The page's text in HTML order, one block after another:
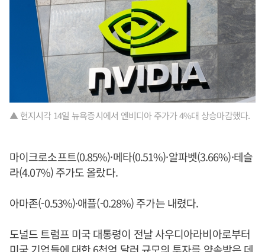
▲ 현지시각 14일 뉴욕증시에서 엔비디아 주가가 4%대 상승마감했다.
마이크로소프트(0.85%)·메타(0.51%)·알파벳(3.66%)·테슬
라(4.07%) 주가도 올랐다.
아마존(-0.53%)·애플(-0.28%) 주가는 내렸다.
도널드 트럼프 미국 대통령이 전날 사우디아라비아로부터